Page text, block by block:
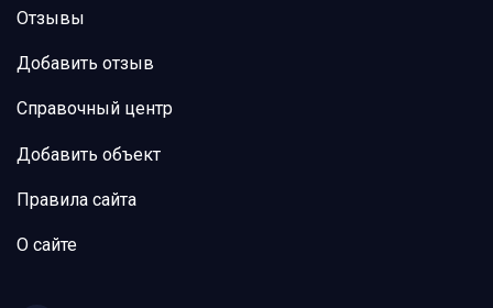
Отзывы
Добавить отзыв
Справочный центр
Добавить объект
Правила сайта
О сайте